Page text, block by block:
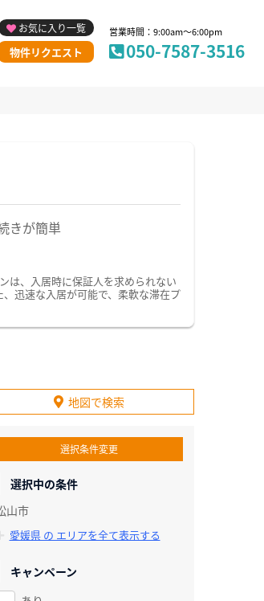
お気に入り一覧
物件リクエスト
営業時間：9:00am～6:00pm
050-7587-3516
きが簡単
は、入居時に保証人を求められない
迅速な入居が可能で、柔軟な滞在プ
地図で検索
選択条件変更
選択中の条件
山市
愛媛県 の エリアを全て表示する
キャンペーン